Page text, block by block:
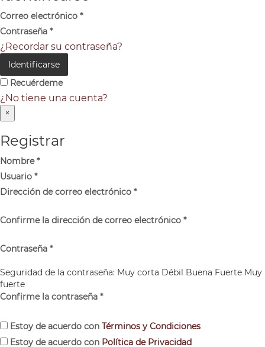
Correo electrónico *
Contraseña *
¿Recordar su contraseña?
Identificarse
Recuérdeme
¿No tiene una cuenta?
×
Registrar
Nombre*
Usuario *
Dirección de correo electrónico *
Confirme la dirección de correo electrónico *
Contraseña *
Seguridad de la contraseña: Muy corta Débil Buena Fuerte Muy
fuerte
Confirme la contraseña *
Estoy de acuerdo con Términos y Condiciones
Estoy de acuerdo con Política de Privacidad